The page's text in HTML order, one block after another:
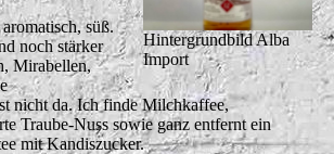
Hintergrundbild Alba
Import
süß.
noch stärker
Mirabellen,
nicht da. Ich finde Milchkaffee,
Traube-Nuss sowie ganz entfernt ein
mit Kandiszucker.